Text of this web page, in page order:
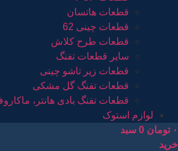
قطعات هاتسان
قطعات چینی 62
قطعات طرح کلاش
سایر قطعات تفنگ
قطعات زیر تاشو چینی
قطعات تفنگ گل مشکی
قطعات تفنگ بادی هانتر،
لوازم استوک
۰ تومان 0 سبد
خرید